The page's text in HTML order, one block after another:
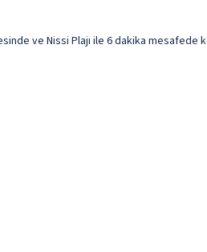
ve Nissi Plajı ile 6 dakika mesafede